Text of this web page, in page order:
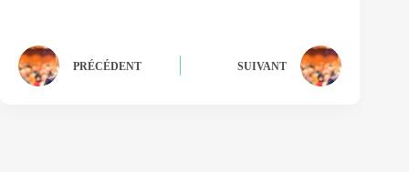
PRÉCÉDENT SUIVANT